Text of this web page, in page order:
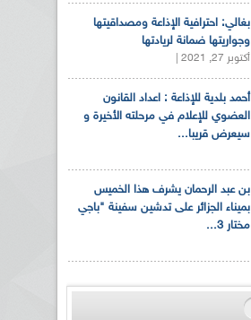
بغالي: احترافية الإذاعة ومصداقيتها
وجواريتها ضمانة لريادتها
أكتوبر 27, 2021 |
أحمد بلدية للإذاعة : اعداد القانون
العضوي للإعلام في مرحلته الأخيرة و
سيعرض قريبا...
بن عبد الرحمان يشرف هذا الخميس
بميناء الجزائر على تدشين سفينة "باجي
مختار 3...